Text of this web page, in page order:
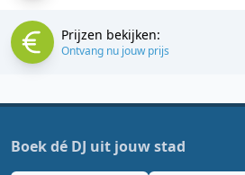
Prijzen bekijken:
Ontvang nu jouw prijs
Boek dé DJ uit jouw stad